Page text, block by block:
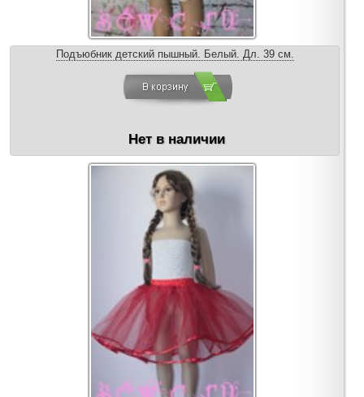
Подъюбник детский пышный. Белый. Дл. 39 см.
Нет в наличии